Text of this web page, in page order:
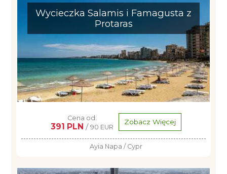
Wycieczka Salamis i Famagusta z
Protaras
Cena od:
391 PLN / 90 EUR
Zobacz Więcej
Ayia Napa / Cypr